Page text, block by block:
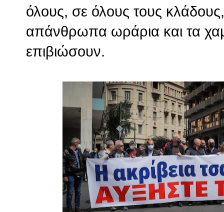
όλους, σε όλους τους
απάνθρωπα ωράρια και τα
επιβιώσουν.